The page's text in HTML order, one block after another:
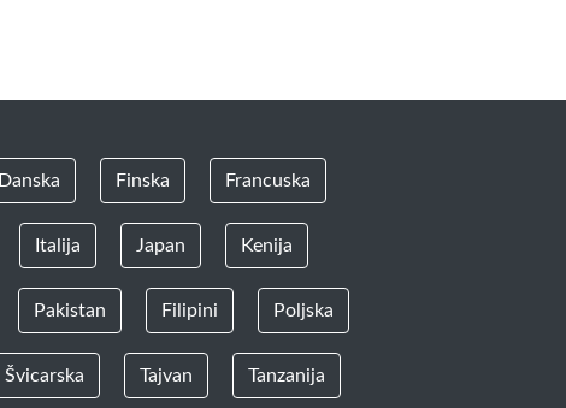
Danska Finska Francuska
Italija Japan Kenija
Pakistan Filipini Poljska
Švicarska Tajvan Tanzanija